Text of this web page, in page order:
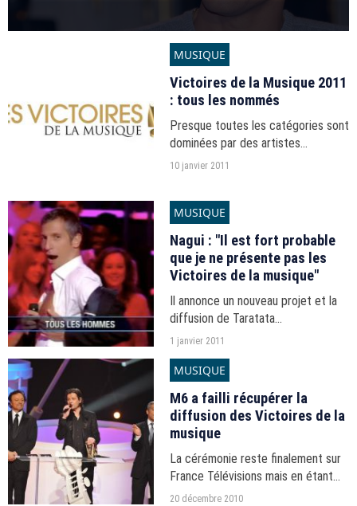
MUSIQUE
Victoires de la Musique 2011
: tous les nommés
Presque toutes les catégories sont
dominées par des artistes
masculins.
10 janvier 2011
MUSIQUE
Nagui : "Il est fort probable
que je ne présente pas les
Victoires de la musique"
Il annonce un nouveau projet et la
diffusion de Taratata
exclusivement sur France 2.
1 janvier 2011
MUSIQUE
M6 a failli récupérer la
diffusion des Victoires de la
musique
La cérémonie reste finalement sur
France Télévisions mais en étant
remaniée, Nagui ayant perdu la
20 décembre 2010